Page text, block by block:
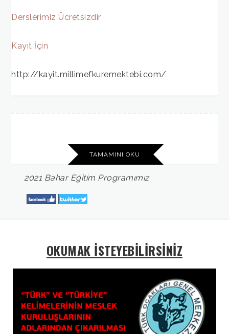
Derslerimiz Ücretsizdir
Kayıt İçin
http://kayit.millimefkuremektebi.com/
TAMAMINI OKU
2021 Bahar Eğitim Programımız
OKUMAK İSTEYEBİLİRSİNİZ